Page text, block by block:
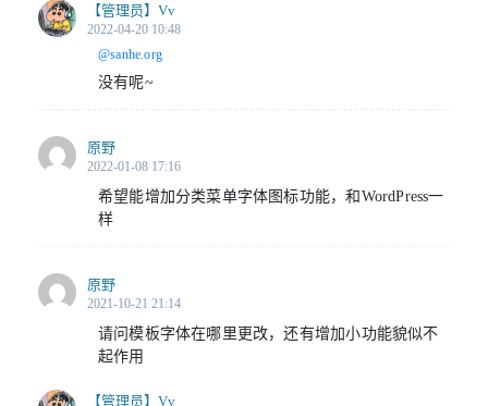
【管理员】 Vv
2022-04-20 10:48
@sanhe.org
没有呢~
原野
2022-01-08 17:16
希望能增加分类菜单字体图标功能，和WordPress一
样
原野
2021-10-21 21:14
请问模板字体在哪里更改，还有增加小功能貌似不
起作用
【管理员】 Vv